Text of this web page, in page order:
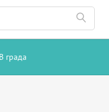
В града